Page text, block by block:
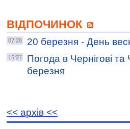
ВІДПОЧИНОК
07:28 20 березня - День
15:27
Погода в Чернігові та
березня
<< архiв <<